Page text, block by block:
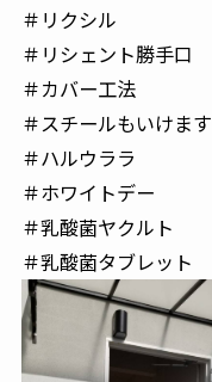
＃リクシル
＃リシェント勝手口
＃カバー工法
＃スチールもいけます
＃ハルウララ
＃ホワイトデー
＃乳酸菌ヤクルト
＃乳酸菌タブレット